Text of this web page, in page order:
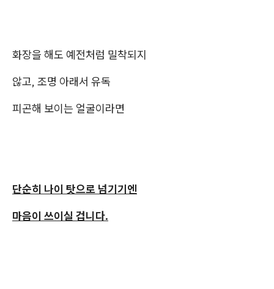
화장을 해도 예전처럼 밀착되지
않고, 조명 아래서 유독
피곤해 보이는 얼굴이라면
단순히 나이 탓으로 넘기기엔
마음이 쓰이실 겁니다.